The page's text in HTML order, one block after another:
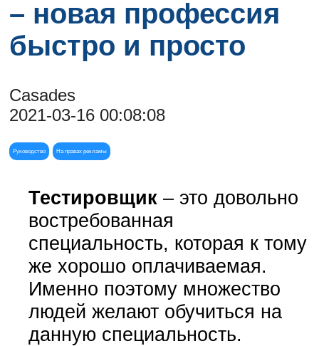
– новая профессия
быстро и просто
Casades
2021-03-16 00:08:08
Руководство На правах рекламы
Тестировщик– это довольно
востребованная
специальность, которая к тому
же хорошо оплачиваемая.
Именно поэтому множество
людей желают обучиться на
данную специальность.